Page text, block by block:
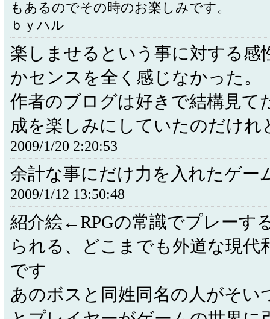
もあるのでその時のお楽しみです。
ｂｙハル
楽しませるという事に対する感
かセンスを全く感じなかった。
作者のブログは好きで結構見て
成を楽しみにしていたのだけ
2009/1/20 2:20:53
余計な事にだけ力を入れたゲー
2009/1/12 13:50:48
紹介絵←RPGの常識でプレーす
られる、どこまでも外道な現代
です
あのボスと同姓同名の人がそい